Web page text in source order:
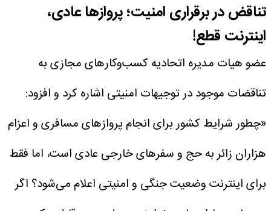
تناقض در برقراری امنیت؛ پروازها عادی،
اینترنت قطع!
عضو هیات مدیره اتحادیه کسب‌وکارهای مجازی به
تناقضات موجود در توجیهات امنیتی اشاره کرد و افزود:
«چطور شرایط کشور برای انجام پروازهای مسافری و اعزام
هزاران زائر به حج و سفرهای خارجی عادی است، اما فقط
برای اینترنت وضعیت جنگی و امنیتی اعلام می‌شود؟ اگر